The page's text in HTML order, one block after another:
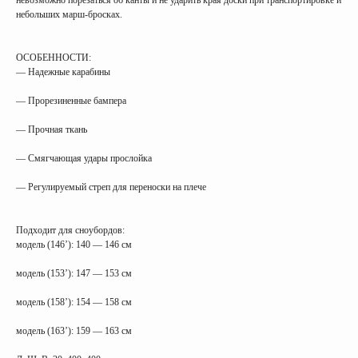
небольших марш-бросках.
ОСОБЕННОСТИ:
— Надежные карабины
— Прорезиненные бампера
— Прочная ткань
— Смягчающая удары прослойка
— Регулируемый стреп для переноски на плече
Подходит для сноубордов:
модель (146’): 140 — 146 см
модель (153’): 147 — 153 см
модель (158’): 154 — 158 см
модель (163’): 159 — 163 см